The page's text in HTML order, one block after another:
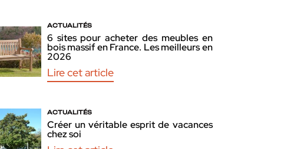
ACTUALITÉS
6 sites pour acheter des meubles en
bois massif en France. Les meilleurs en
2026
Lire cet article
ACTUALITÉS
Créer un véritable esprit de vacances
chez soi